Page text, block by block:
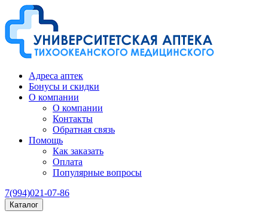
Адреса аптек
Бонусы и скидки
О компании
О компании
Контакты
Обратная связь
Помощь
Как заказать
Оплата
Популярные вопросы
7(994)021-07-86
Каталог